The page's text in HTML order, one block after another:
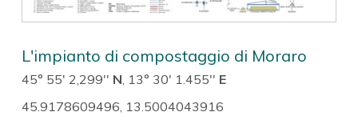
L'impianto di compostaggio di Moraro
45° 55' 2,299'' N, 13° 30' 1.455'' E
45.9178609496, 13.5004043916